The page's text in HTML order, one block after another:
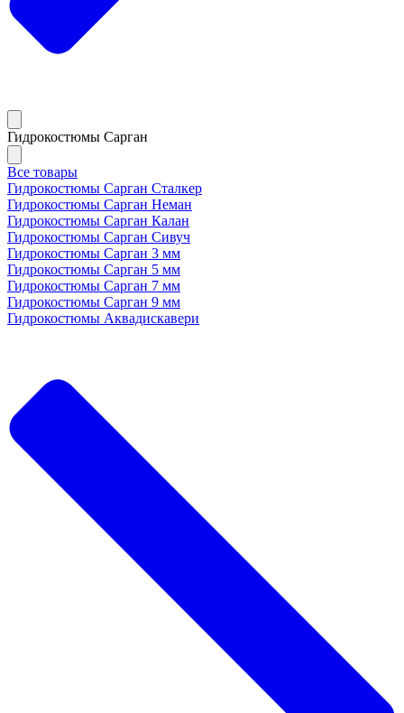
Гидрокостюмы Сарган
Все товары
Гидрокостюмы Сарган Сталкер
Гидрокостюмы Сарган Неман
Гидрокостюмы Сарган Калан
Гидрокостюмы Сарган Сивуч
Гидрокостюмы Сарган 3 мм
Гидрокостюмы Сарган 5 мм
Гидрокостюмы Сарган 7 мм
Гидрокостюмы Сарган 9 мм
Гидрокостюмы Аквадискавери